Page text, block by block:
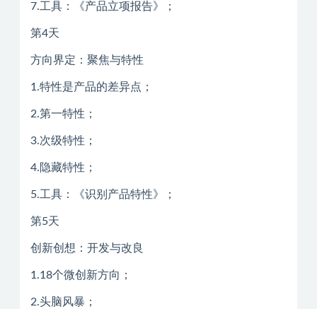
7.工具：《产品立项报告》；
第4天
方向界定：聚焦与特性
1.特性是产品的差异点；
2.第一特性；
3.次级特性；
4.隐藏特性；
5.工具：《识别产品特性》；
第5天
创新创想：开发与改良
1.18个微创新方向；
2.头脑风暴；